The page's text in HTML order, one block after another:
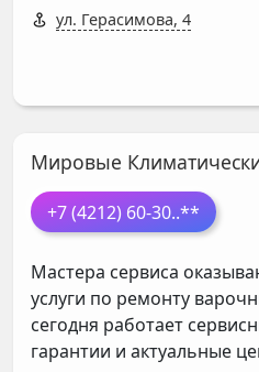
ул. Герасимова, 4
Мировые
+7 (4212) 60-30..**
Мастера сервиса
услуги по ремонту
сегодня работает
гарантии и актуальные